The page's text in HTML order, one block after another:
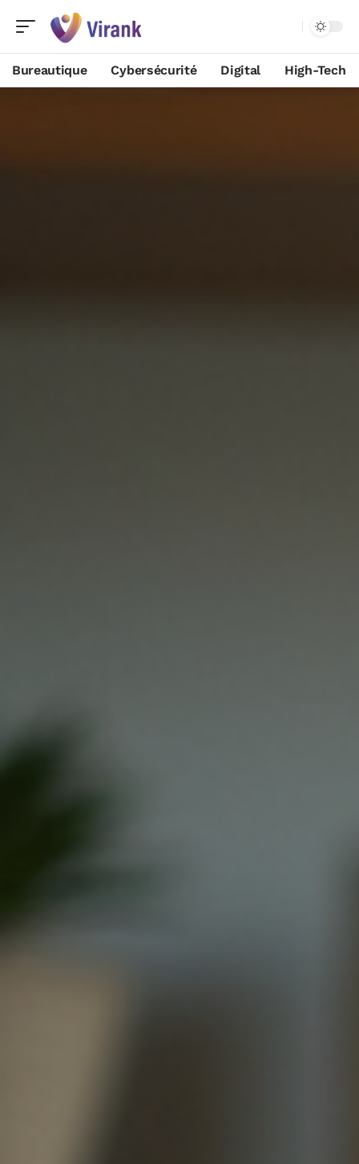
Bureautique Cybersécurité Digital High-Tech